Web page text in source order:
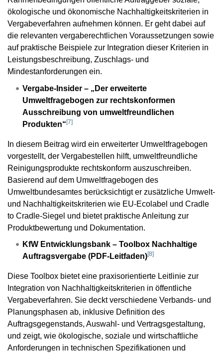
ökologische und ökonomische Nachhaltigkeitskriterien in
Vergabeverfahren aufnehmen können. Er geht dabei auf
die relevanten vergaberechtlichen Voraussetzungen sowie
auf praktische Beispiele zur Integration dieser Kriterien in
Leistungsbeschreibung, Zuschlags- und
Mindestanforderungen ein.
Vergabe-Insider – „Der erweiterte
Umweltfragebogen zur rechtskonformen
Ausschreibung von umweltfreundlichen
Produkten“[7]
In diesem Beitrag wird ein erweiterter Umweltfragebogen
vorgestellt, der Vergabestellen hilft, umweltfreundliche
Reinigungsprodukte rechtskonform auszuschreiben.
Basierend auf dem Umweltfragebogen des
Umweltbundesamtes berücksichtigt er zusätzliche Umwelt-
und Nachhaltigkeitskriterien wie EU-Ecolabel und Cradle
to Cradle-Siegel und bietet praktische Anleitung zur
Produktbewertung und Dokumentation.
KfW Entwicklungsbank – Toolbox Nachhaltige
Auftragsvergabe (PDF-Leitfaden)[8]
Diese Toolbox bietet eine praxisorientierte Leitlinie zur
Integration von Nachhaltigkeitskriterien in öffentliche
Vergabeverfahren. Sie deckt verschiedene Verbands- und
Planungsphasen ab, inklusive Definition des
Auftragsgegenstands, Auswahl- und Vertragsgestaltung,
und zeigt, wie ökologische, soziale und wirtschaftliche
Anforderungen in technischen Spezifikationen und